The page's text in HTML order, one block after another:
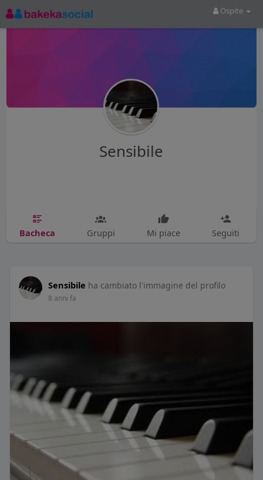
Ospite
Sensibile
Bacheca Gruppi Mi piace Seguiti
Sensibile ha cambiato l'immagine del profilo
8 anni fa